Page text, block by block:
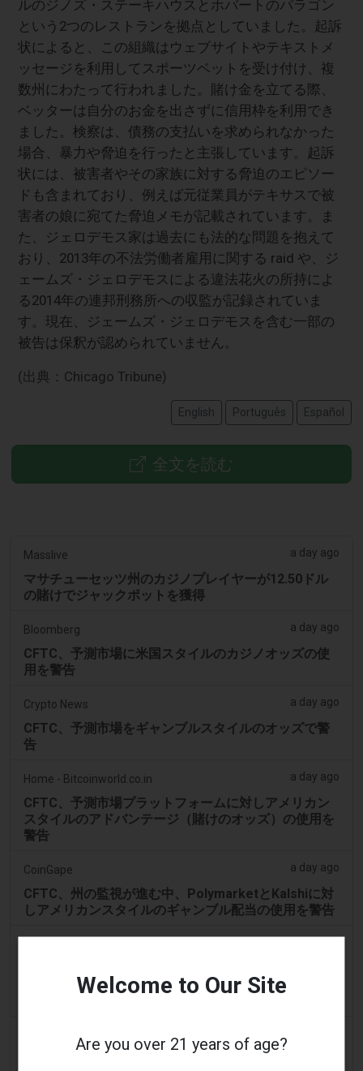
ルのジノズ・ステーキハウスとホバートのパラゴン
という2つのレストランを拠点としていました。起訴
状によると、この組織はウェブサイトやテキストメ
ッセージを利用してスポーツベットを受け付け、複
数州にわたって行われました。賭け金を立てる際、
ベッターは自分のお金を出さずに信用枠を利用でき
ました。検察は、債務の支払いを求められなかった
場合、暴力や脅迫を行ったと主張しています。起訴
状には、被害者やその家族に対する脅迫のエピソー
ドも含まれており、例えば元従業員がテキサスで被
害者の娘に宛てた脅迫メモが記載されています。ま
た、ジェロデモス家は過去にも法的な問題を抱えて
おり、2013年の不法労働者雇用に関する raid や、ジ
ェームズ・ジェロデモスによる違法花火の所持によ
る2014年の連邦刑務所への収監が記録されていま
す。現在、ジェームズ・ジェロデモスを含む一部の
被告は保釈が認められていません。
(出典：Chicago Tribune)
English Português Español
全文を読む
Masslive a day ago
マサチューセッツ州のカジノプレイヤーが12.50ドル
の賭けでジャックポットを獲得
Bloomberg a day ago
CFTC、予測市場に米国スタイルのカジノオッズの使
用を警告
Crypto News a day ago
CFTC、予測市場をギャンブルスタイルのオッズで警
告
Home - Bitcoinworld.co.in a day ago
CFTC、予測市場プラットフォームに対しアメリカン
スタイルのアドバンテージ（賭けのオッズ）の使用を
警告
CoinGape a day ago
CFTC、州の監視が進む中、PolymarketとKalshiに対
しアメリカンスタイルのギャンブル配当の使用を警告
CCTV監視、隠匿された現金、そして巧妙な賭けシス
Eveningstandard
Welcome to Our Site
Are you over 21 years of age?